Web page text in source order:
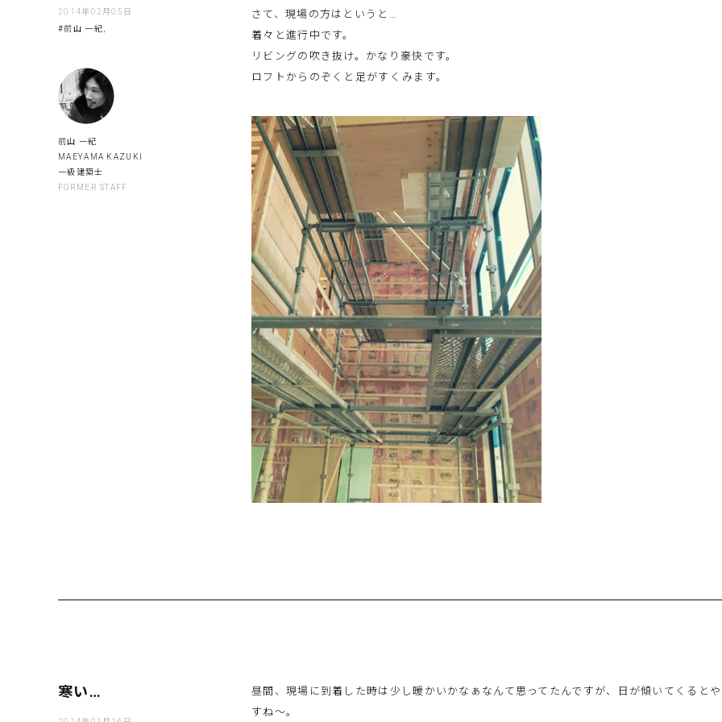
2014年02月05日
#前山 一紀,
前山 一紀
MAEYAMA KAZUKI
一級建築士
FORMER STAFF
さて、現場の方はというと…
着々と進行中です。
リビングの吹き抜け。かなり豪快です。
ロフトからのぞくと足がすくみます。
寒い…
昼間、現場に到着した時は少し暖かいかなぁなんて思ってたんですが、日が傾いてくると
すね〜。